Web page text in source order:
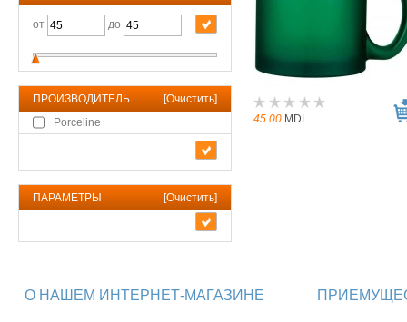
от до
ПРОИЗВОДИТЕЛЬ [Очистить]
Porceline
ПАРАМЕТРЫ [Очистить]
45.00 MDL
О НАШЕМ ИНТЕРНЕТ-МАГАЗИНЕ